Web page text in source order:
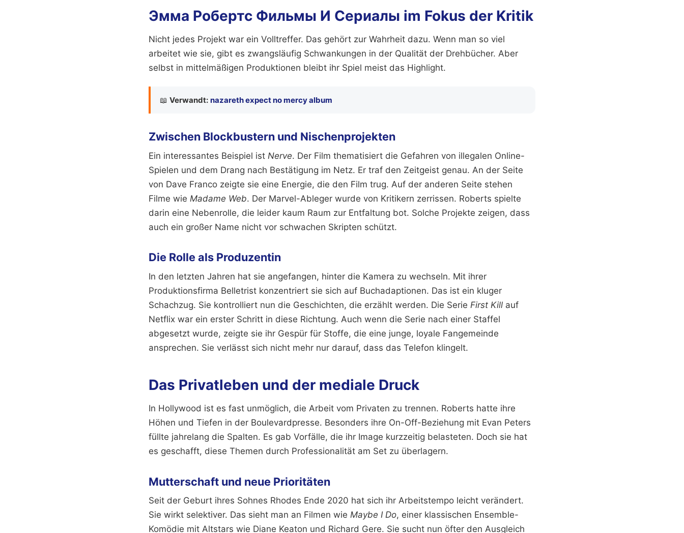
Эмма Робертс Фильмы И Сериалы im Fokus der Kritik
Nicht jedes Projekt war ein Volltreffer. Das gehört zur Wahrheit dazu. Wenn man so viel
arbeitet wie sie, gibt es zwangsläufig Schwankungen in der Qualität der Drehbücher. Aber
selbst in mittelmäßigen Produktionen bleibt ihr Spiel meist das Highlight.
📖 Verwandt: nazareth expect no mercy album
Zwischen Blockbustern und Nischenprojekten
Ein interessantes Beispiel ist Nerve. Der Film thematisiert die Gefahren von illegalen Online-
Spielen und dem Drang nach Bestätigung im Netz. Er traf den Zeitgeist genau. An der Seite
von Dave Franco zeigte sie eine Energie, die den Film trug. Auf der anderen Seite stehen
Filme wie Madame Web. Der Marvel-Ableger wurde von Kritikern zerrissen. Roberts spielte
darin eine Nebenrolle, die leider kaum Raum zur Entfaltung bot. Solche Projekte zeigen, dass
auch ein großer Name nicht vor schwachen Skripten schützt.
Die Rolle als Produzentin
In den letzten Jahren hat sie angefangen, hinter die Kamera zu wechseln. Mit ihrer
Produktionsfirma Belletrist konzentriert sie sich auf Buchadaptionen. Das ist ein kluger
Schachzug. Sie kontrolliert nun die Geschichten, die erzählt werden. Die Serie First Kill auf
Netflix war ein erster Schritt in diese Richtung. Auch wenn die Serie nach einer Staffel
abgesetzt wurde, zeigte sie ihr Gespür für Stoffe, die eine junge, loyale Fangemeinde
ansprechen. Sie verlässt sich nicht mehr nur darauf, dass das Telefon klingelt.
Das Privatleben und der mediale Druck
In Hollywood ist es fast unmöglich, die Arbeit vom Privaten zu trennen. Roberts hatte ihre
Höhen und Tiefen in der Boulevardpresse. Besonders ihre On-Off-Beziehung mit Evan Peters
füllte jahrelang die Spalten. Es gab Vorfälle, die ihr Image kurzzeitig belasteten. Doch sie hat
es geschafft, diese Themen durch Professionalität am Set zu überlagern.
Mutterschaft und neue Prioritäten
Seit der Geburt ihres Sohnes Rhodes Ende 2020 hat sich ihr Arbeitstempo leicht verändert.
Sie wirkt selektiver. Das sieht man an Filmen wie Maybe I Do, einer klassischen Ensemble-
Komödie mit Altstars wie Diane Keaton und Richard Gere. Sie sucht nun öfter den Ausgleich